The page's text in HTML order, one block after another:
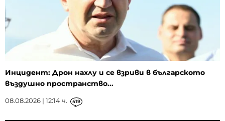
Инцидент: Дрон нахлу и се взриви в българското
въздушно пространство...
08.08.2026 | 12:14 ч. 419